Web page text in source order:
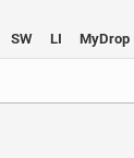
SW LI MyDrop